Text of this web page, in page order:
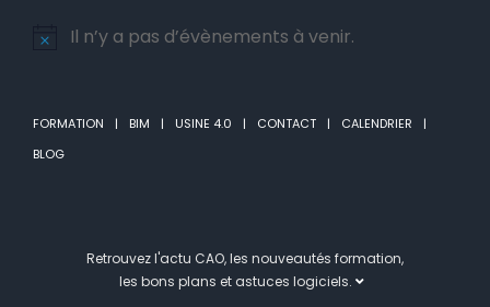
Notice
Il n’y a pas d’évènements à venir.
FORMATION BIM USINE 4.0 CONTACT
CALENDRIER
BLOG
Retrouvez l'actu CAO, les nouveautés formation,
les bons plans et astuces logiciels.